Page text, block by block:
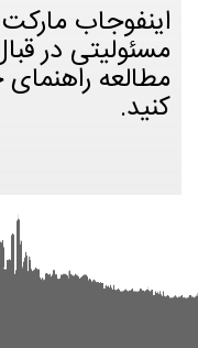
اینفوجاب
مسئولیتی در
مطالعه
کنید.